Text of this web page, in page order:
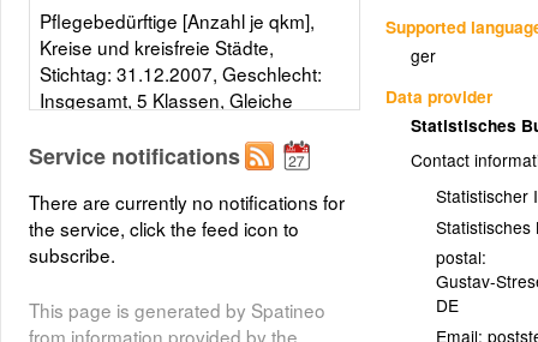
Supported
ger
Data provider
Statistisches
Contact
Statistischer
Statistisches
postal:
Gustav-
DE
Email:
Pflegebedürftige [Anzahl je qkm],
Kreise und kreisfreie Städte,
Stichtag: 31.12.2007, Geschlecht:
Insgesamt, 5 Klassen, Gleiche
Layer metadata (xml)
Service notifications
There are currently no notifications for
the service, click the feed icon to
subscribe.
This page is generated by Spatineo
from information provided by the